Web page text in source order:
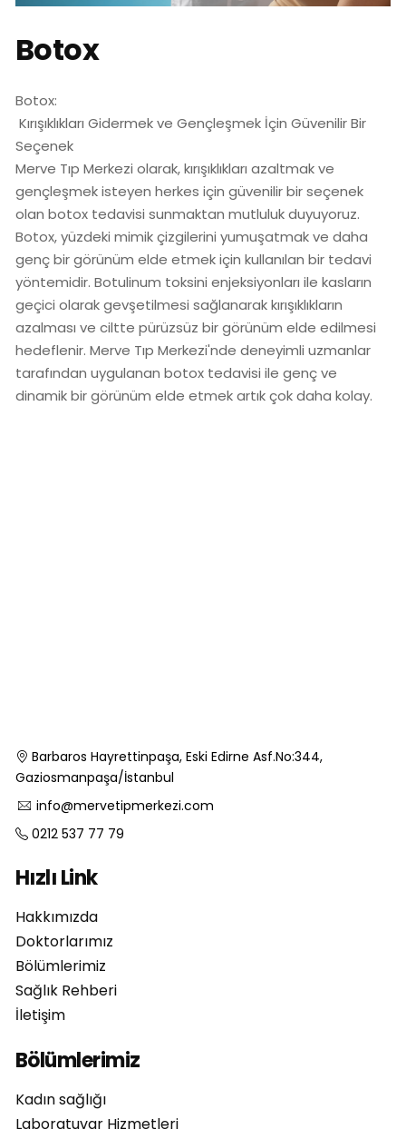
Botox
Botox:
Kırışıklıkları Gidermek ve Gençleşmek İçin Güvenilir Bir
Seçenek
Merve Tıp Merkezi olarak, kırışıklıkları azaltmak ve
gençleşmek isteyen herkes için güvenilir bir seçenek
olan botox tedavisi sunmaktan mutluluk duyuyoruz.
Botox, yüzdeki mimik çizgilerini yumuşatmak ve daha
genç bir görünüm elde etmek için kullanılan bir tedavi
yöntemidir. Botulinum toksini enjeksiyonları ile kasların
geçici olarak gevşetilmesi sağlanarak kırışıklıkların
azalması ve ciltte pürüzsüz bir görünüm elde edilmesi
hedeflenir. Merve Tıp Merkezi'nde deneyimli uzmanlar
tarafından uygulanan botox tedavisi ile genç ve
dinamik bir görünüm elde etmek artık çok daha kolay.
Barbaros Hayrettinpaşa, Eski Edirne Asf.No:344,
Gaziosmanpaşa/İstanbul
info@mervetipmerkezi.com
0212 537 77 79
Hızlı Link
Hakkımızda
Doktorlarımız
Bölümlerimiz
Sağlık Rehberi
İletişim
Bölümlerimiz
Kadın sağlığı
Laboratuvar Hizmetleri